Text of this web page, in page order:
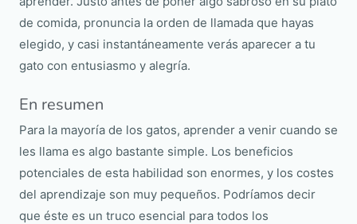
de comida, pronuncia la orden de llamada que hayas
elegido, y casi instantáneamente verás aparecer a tu
gato con entusiasmo y alegría.
En resumen
Para la mayoría de los gatos, aprender a venir cuando se
les llama es algo bastante simple. Los beneficios
potenciales de esta habilidad son enormes, y los costes
del aprendizaje son muy pequeños. Podríamos decir
que éste es un truco esencial para todos los